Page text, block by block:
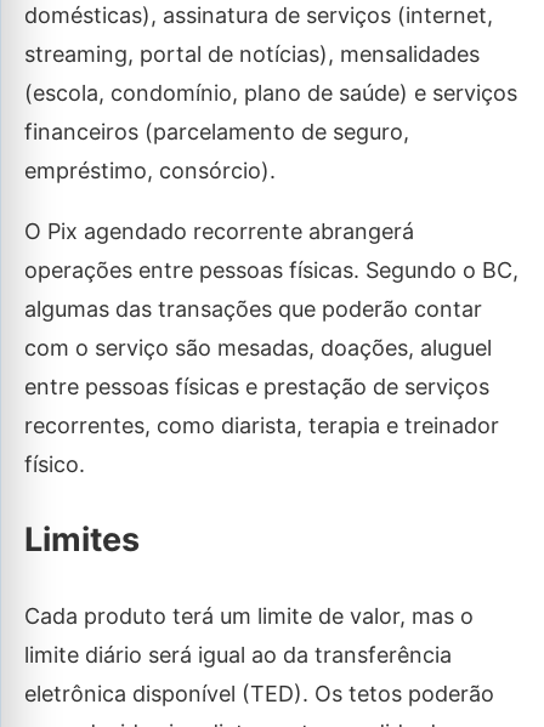
domésticas), assinatura de serviços (internet,
streaming, portal de notícias), mensalidades
(escola, condomínio, plano de saúde) e serviços
financeiros (parcelamento de seguro,
empréstimo, consórcio).
O Pix agendado recorrente abrangerá
operações entre pessoas físicas. Segundo o BC,
algumas das transações que poderão contar
com o serviço são mesadas, doações, aluguel
entre pessoas físicas e prestação de serviços
recorrentes, como diarista, terapia e treinador
físico.
Limites
Cada produto terá um limite de valor, mas o
limite diário será igual ao da transferência
eletrônica disponível (TED). Os tetos poderão